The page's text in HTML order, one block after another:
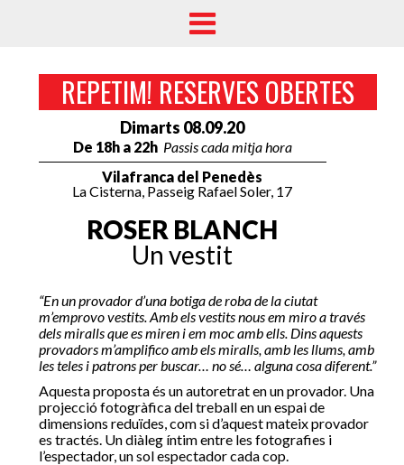
REPETIM! RESERVES OBERTES
Dimarts 08.09.20
De 18h a 22h Passis cada mitja hora
Vilafranca del Penedès
La Cisterna, Passeig Rafael Soler, 17
ROSER BLANCH
Un vestit
“En un provador d’una botiga de roba de la ciutat
m’emprovo vestits. Amb els vestits nous em miro a través
dels miralls que es miren i em moc amb ells. Dins aquests
provadors m’amplifico amb els miralls, amb les llums, amb
les teles i patrons per buscar… no sé… alguna cosa diferent.”
Aquesta proposta és un autoretrat en un provador. Una
projecció fotogràfica del treball en un espai de
dimensions reduïdes, com si d’aquest mateix provador
es tractés. Un diàleg íntim entre les fotografies i
l’espectador, un sol espectador cada cop.